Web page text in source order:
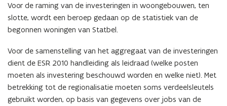
Voor de raming van de investeringen in woongebouwen, ten
slotte, wordt een beroep gedaan op de statistiek van de
begonnen woningen van Statbel.
Voor de samenstelling van het aggregaat van de investeringen
dient de ESR 2010 handleiding als leidraad (welke posten
moeten als investering beschouwd worden en welke niet). Met
betrekking tot de regionalisatie moeten soms verdeelsleutels
gebruikt worden, op basis van gegevens over jobs van de